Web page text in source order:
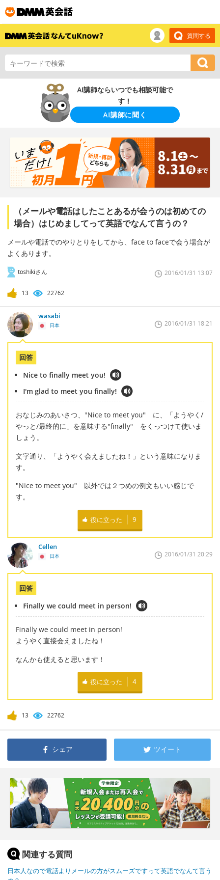
質問する
AI講師ならいつでも相談可能で
す！
AI講師に聞く
（メールや電話はしたことあるが会うのは初めての
場合）はじめましてって英語でなんて言うの？
メールや電話でのやりとりをしてから、face to faceで会う場合が
よくあります。
toshikiさん 2016/01/31 13:07
13 22762
wasabi
日本 2016/01/31 18:21
回答
Nice to finally meet you!
I'm glad to meet you finally!
おなじみのあいさつ、"Nice to meet you" に、「ようやく/
やっと/最終的に」を意味する"finally" をくっつけて使いま
しょう。
文字通り、「ようやく会えましたね！」という意味になりま
す。
"Nice to meet you" 以外では２つめの例文もいい感じで
す。
役に立った 9
Cellen
日本 2016/01/31 20:29
回答
Finally we could meet in person!
Finally we could meet in person!
ようやく直接会えましたね！
なんかも使えると思います！
役に立った 4
13 22762
シェア ツイート
関連する質問
日本人なので電話よりメールの方がスムーズですって英語でなんて言う